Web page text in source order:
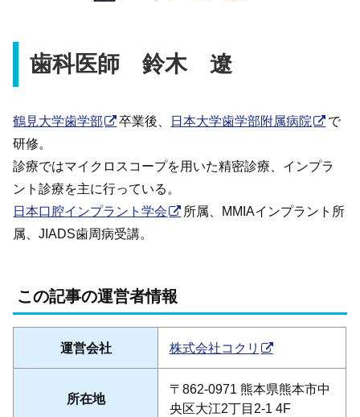
歯科医師 鈴木 遼
鶴見大学歯学部 卒業後、 日本大学歯学部附属病院
で
研修。
診療ではマイクロスコープを用いた精密診療、インプラ
ント診療を主に行っている。
日本口腔インプラント学会
所属、MMIAインプラント所
属、JIADS歯周病受講。
この記事の運営者情報
運営会社 株式会社コクリ
所在地
〒862-0971 熊本県熊本市中
央区大江2丁目2-1 4F